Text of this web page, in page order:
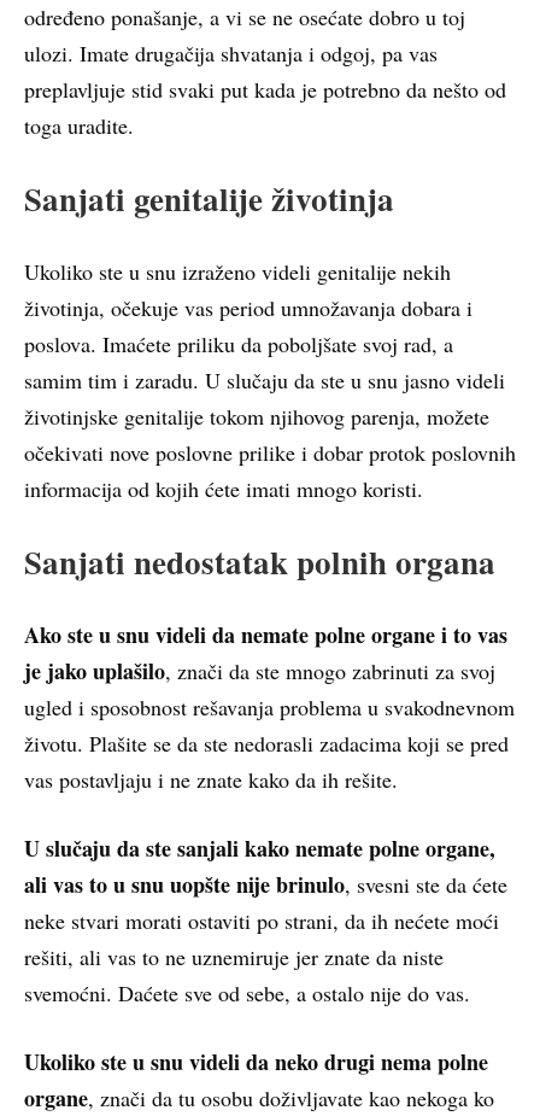
određeno ponašanje, a vi se ne osećate dobro u toj
ulozi. Imate drugačija shvatanja i odgoj, pa vas
preplavljuje stid svaki put kada je potrebno da nešto od
toga uradite.
Sanjati genitalije životinja
Ukoliko ste u snu izraženo videli genitalije nekih
životinja, očekuje vas period umnožavanja dobara i
poslova. Imaćete priliku da poboljšate svoj rad, a
samim tim i zaradu. U slučaju da ste u snu jasno videli
životinjske genitalije tokom njihovog parenja, možete
očekivati nove poslovne prilike i dobar protok poslovnih
informacija od kojih ćete imati mnogo koristi.
Sanjati nedostatak polnih organa
Ako ste u snu videli da nemate polne organe i to vas
je jako uplašilo, znači da ste mnogo zabrinuti za svoj
ugled i sposobnost rešavanja problema u svakodnevnom
životu. Plašite se da ste nedorasli zadacima koji se pred
vas postavljaju i ne znate kako da ih rešite.
U slučaju da ste sanjali kako nemate polne organe,
ali vas to u snu uopšte nije brinulo, svesni ste da ćete
neke stvari morati ostaviti po strani, da ih nećete moći
rešiti, ali vas to ne uznemiruje jer znate da niste
svemoćni. Daćete sve od sebe, a ostalo nije do vas.
Ukoliko ste u snu videli da neko drugi nema polne
organe, znači da tu osobu doživljavate kao nekoga ko